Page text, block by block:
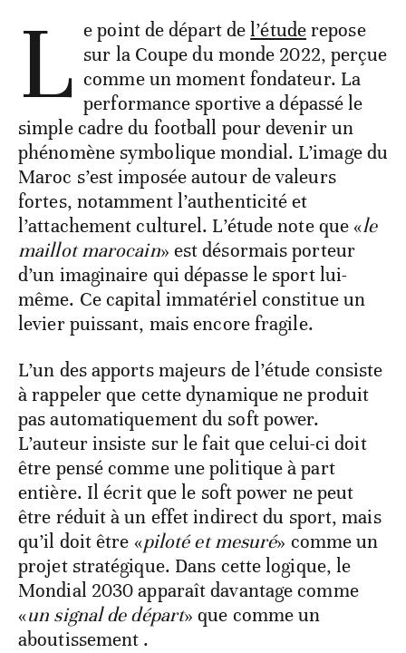
L e point de départ del’étuderepose
sur la Coupe du monde 2022, perçue
comme un moment fondateur. La
performance sportive a dépassé le
simple cadre du football pour devenir un
phénomène symbolique mondial. L’image du
Maroc s’est imposée autour de valeurs
fortes, notamment l’authenticité et
l’attachement culturel. L’étude note que «le
maillot marocain» est désormais porteur
d’un imaginaire qui dépasse le sport lui-
même. Ce capital immatériel constitue un
levier puissant, mais encore fragile.
L’un des apports majeurs de l’étude consiste
à rappeler que cette dynamique ne produit
pas automatiquement du soft power.
L’auteur insiste sur le fait que celui-ci doit
être pensé comme une politique à part
entière. Il écrit que le soft power ne peut
être réduit à un effet indirect du sport, mais
qu’il doit être «piloté et mesuré» comme un
projet stratégique. Dans cette logique, le
Mondial 2030 apparaît davantage comme
«un signal de départ» que comme un
aboutissement .